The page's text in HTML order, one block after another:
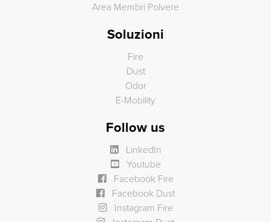
Area Membri Polvere
Soluzioni
Fire
Dust
Odor
E-Mobility
Follow us
LinkedIn
Youtube
Facebook Fire
Facebook Dust
Instagram Fire